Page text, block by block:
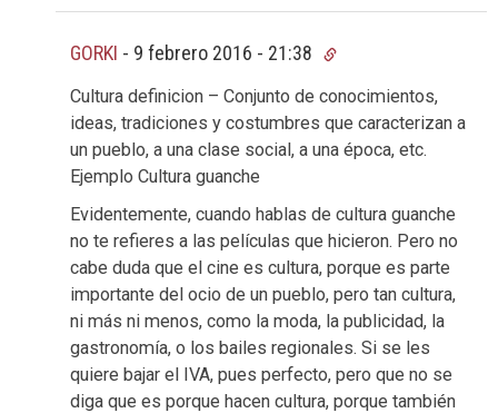
GORKI - 9 febrero 2016 - 21:38
Cultura definicion – Conjunto de conocimientos,
ideas, tradiciones y costumbres que caracterizan a
un pueblo, a una clase social, a una época, etc.
Ejemplo Cultura guanche
Evidentemente, cuando hablas de cultura guanche
no te refieres a las películas que hicieron. Pero no
cabe duda que el cine es cultura, porque es parte
importante del ocio de un pueblo, pero tan cultura,
ni más ni menos, como la moda, la publicidad, la
gastronomía, o los bailes regionales. Si se les
quiere bajar el IVA, pues perfecto, pero que no se
diga que es porque hacen cultura, porque también